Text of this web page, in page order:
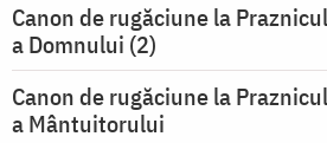
Canon de rugăciune la
a Domnului (2)
Canon de rugăciune la
a Mântuitorului